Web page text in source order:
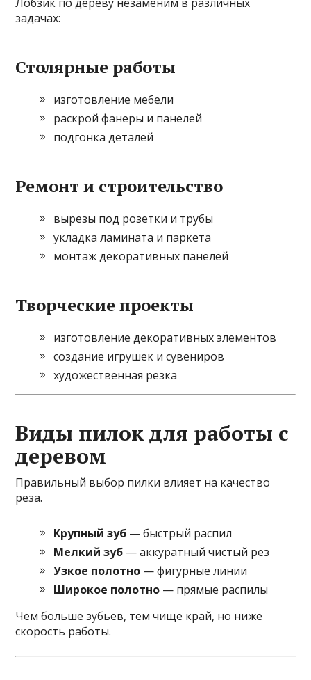
задачах:
Столярные работы
изготовление мебели
раскрой фанеры и панелей
подгонка деталей
Ремонт и строительство
вырезы под розетки и трубы
укладка ламината и паркета
монтаж декоративных панелей
Творческие проекты
изготовление декоративных элементов
создание игрушек и сувениров
художественная резка
Виды пилок для работы с
деревом
Правильный выбор пилки влияет на качество
реза.
Крупный зуб — быстрый распил
Мелкий зуб — аккуратный чистый рез
Узкое полотно — фигурные линии
Широкое полотно — прямые распилы
Чем больше зубьев, тем чище край, но ниже
скорость работы.